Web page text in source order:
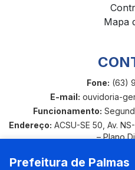
Prefeitura de Palmas
Mapa
Fone: (63)
E-mail: ouvidoria-
Funcionamento:
Endereço: ACSU-SE 50, Av.
– Plano